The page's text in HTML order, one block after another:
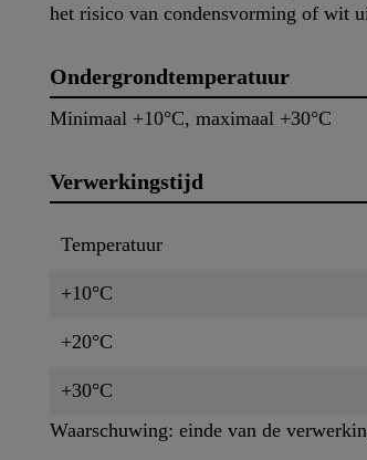
het risico van condensvorming of wit
Ondergrondtemperatuur
Minimaal +10°C, maximaal +30°C
Verwerkingstijd
Temperatuur
+10°C
+20°C
+30°C
Waarschuwing: einde van de